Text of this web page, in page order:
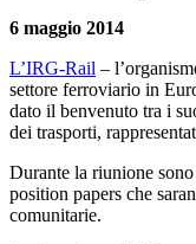
6 maggio 2014
L’IRG-Rail –
settore ferroviario in
dato il benvenuto tra i
dei trasporti,
Durante la riunione
position papers che
comunitarie.